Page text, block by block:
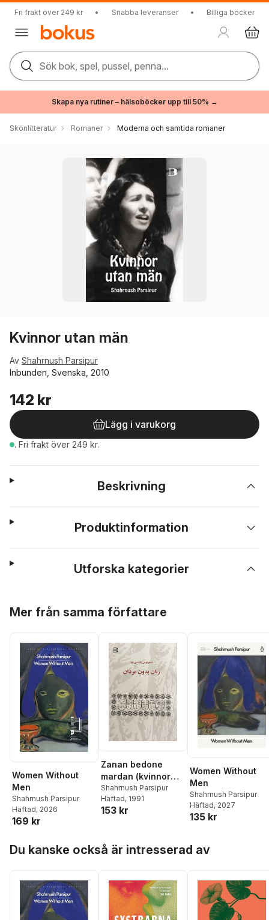
Fri frakt över 249 kr • Snabba leveranser • Billiga böcker
Sök bok, spel, pussel, penna...
Skapa nya rutiner – hälsoböcker upp till 50% →
Skönlitteratur Romaner Moderna och samtida romaner
Kvinnor utan män
Av Shahrnush Parsipur
Inbunden, Svenska, 2010
142 kr
Lägg i varukorg
. Fri frakt över 249 kr.
Beskrivning
Produktinformation
Utforska kategorier
Mer från samma författare
Women Without
Men
Shahrnush Parsipur
Häftad, 2026
169 kr
Zanan bedone
mardan (kvinnor
utan män)
Shahrnush Parsipur
Häftad, 1991
153 kr
Women Without
Men
Shahrnush Parsipur
Häftad, 2027
135 kr
Du kanske också är intresserad av